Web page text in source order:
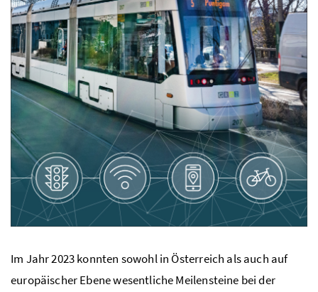
Im Jahr 2023 konnten sowohl in Österreich als auch auf
europäischer Ebene wesentliche Meilensteine bei der